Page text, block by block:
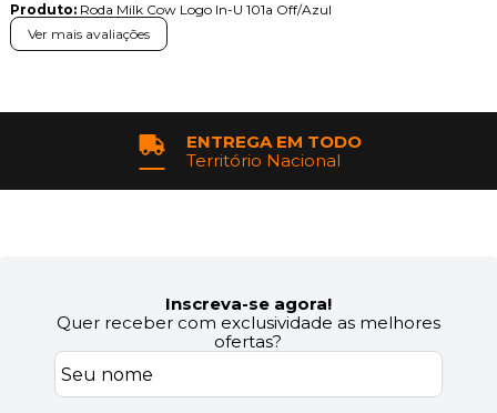
Produto:Roda Milk Cow Logo In-U 101a Off/Azul
Ver mais avaliações
ENTREGA EM TODO
Território Nacional
Inscreva-se agora!
Quer receber com exclusividade as melhores
ofertas?